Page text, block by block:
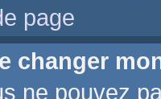
page
changer
pouvez